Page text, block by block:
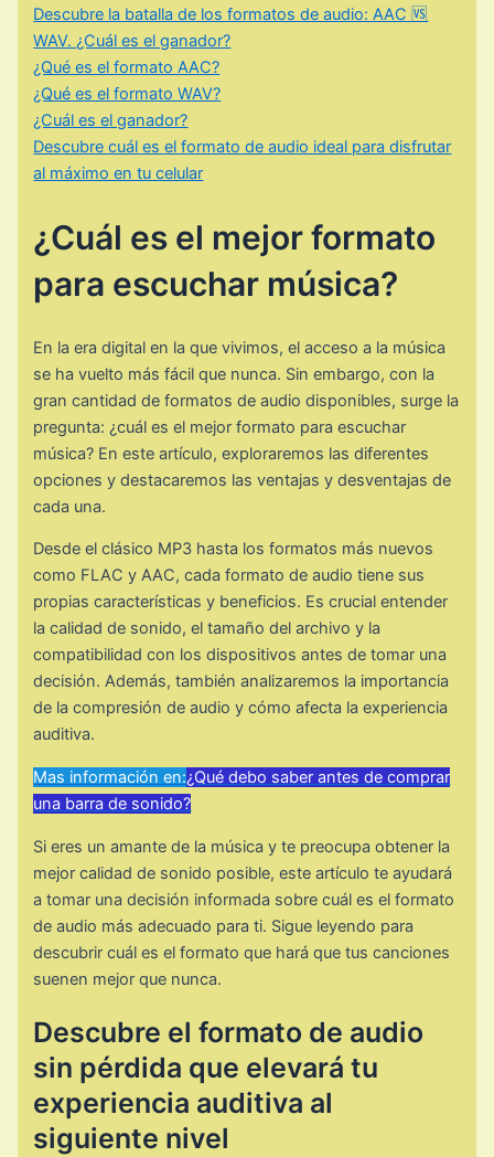
Descubre la batalla de los formatos de audio: AAC 🆚
WAV. ¿Cuál es el ganador?
¿Qué es el formato AAC?
¿Qué es el formato WAV?
¿Cuál es el ganador?
Descubre cuál es el formato de audio ideal para disfrutar
al máximo en tu celular
¿Cuál es el mejor formato
para escuchar música?
En la era digital en la que vivimos, el acceso a la música
se ha vuelto más fácil que nunca. Sin embargo, con la
gran cantidad de formatos de audio disponibles, surge la
pregunta: ¿cuál es el mejor formato para escuchar
música? En este artículo, exploraremos las diferentes
opciones y destacaremos las ventajas y desventajas de
cada una.
Desde el clásico MP3 hasta los formatos más nuevos
como FLAC y AAC, cada formato de audio tiene sus
propias características y beneficios. Es crucial entender
la calidad de sonido, el tamaño del archivo y la
compatibilidad con los dispositivos antes de tomar una
decisión. Además, también analizaremos la importancia
de la compresión de audio y cómo afecta la experiencia
auditiva.
Mas información en:¿Qué debo saber antes de comprar
una barra de sonido?
Si eres un amante de la música y te preocupa obtener la
mejor calidad de sonido posible, este artículo te ayudará
a tomar una decisión informada sobre cuál es el formato
de audio más adecuado para ti. Sigue leyendo para
descubrir cuál es el formato que hará que tus canciones
suenen mejor que nunca.
Descubre el formato de audio
sin pérdida que elevará tu
experiencia auditiva al
siguiente nivel